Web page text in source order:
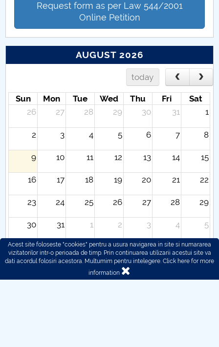
Request form as per Law 544/2001
Online Petition
AUGUST 2026
today
Sun Mon Tue Wed Thu Fri
Sat
26
27 28 29 30 31 1
2 3 4 5 6 7 8
9 10 11 12 13 14 15
16 17 18 19 20 21 22
23 24 25 26 27 28 29
30 31 1 2 3 4 5
Acest site foloseste "cookies" pentru a usura navigarea in site si numararea
vizitatorilor intr-o perioada de timp. Prin continuarea utilizarii acestui site va
dati acordul folosiri acestora. Multumim pentru intelegere. Click here for more
information